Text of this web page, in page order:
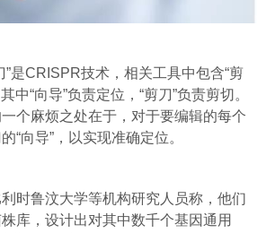
”是CRISPR技术，相关工具中包含“剪
中“向导”负责定位，“剪刀”负责剪切。
个麻烦之处在于，对于要编辑的每个
“向导”，以实现准确定位。
时鲁汶大学等机构研究人员称，他们
库，设计出对其中数千个基因通用